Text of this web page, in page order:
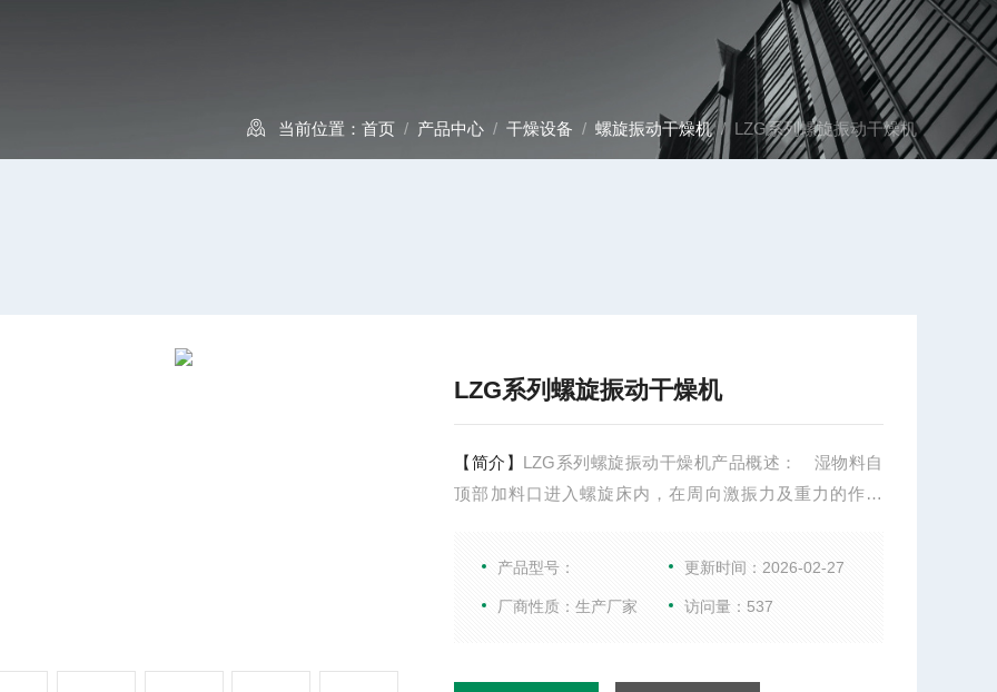
当前位置： 首页 / 产品中心 / 干燥设备 / 螺旋振动干燥机/ LZG系列螺旋振动干燥机
LZG系列螺旋振动干燥机
【简介】 LZG系列螺旋振动干燥机产品概述： 湿物料自
顶部加料口进入螺旋床内，在周向激振力及重力的作用
时洁净的热风由螺旋床底部进入，与分布在床上的物料进
料达到了干燥的目的
产品型号： 更新时间：2026-02-27
厂商性质：生产厂家 访问量：537